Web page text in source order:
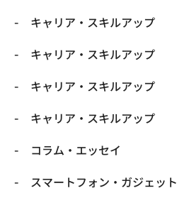
キャリア・スキルアップ
キャリア・スキルアップ
キャリア・スキルアップ
キャリア・スキルアップ
コラム・エッセイ
スマートフォン・ガジェット